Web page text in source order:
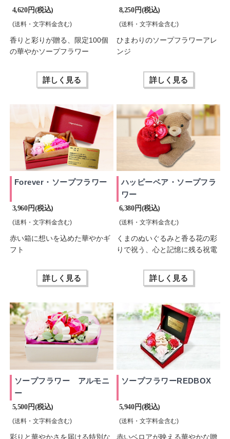
4,620 円(税込)
(送料・文字料金含む)
香りと彩りが贈る、限定100個
の華やかソープフラワー
詳しく見る
8,250 円(税込)
(送料・文字料金含む)
ひまわりのソープフラワーアレ
ンジ
詳しく見る
Forever・ソープフラワー
3,960 円(税込)
(送料・文字料金含む)
赤い箱に想いを込めた華やかギ
フト
詳しく見る
ハッピーベア・ソープフラ
ワー
6,380 円(税込)
(送料・文字料金含む)
くまのぬいぐるみと香る花の彩
りで祝う、心と記憶に残る祝電
詳しく見る
ソープフラワー アルモニ
ー
5,500 円(税込)
(送料・文字料金含む)
彩りと華やかさを届ける特別な
ソープフラワーREDBOX
5,940 円(税込)
(送料・文字料金含む)
赤いベロアが映える華やかな贈